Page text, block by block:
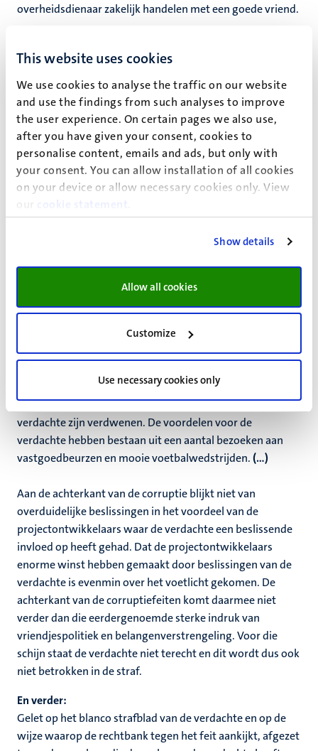
This website uses cookies
We use cookies to analyse the traffic on our website
and use the findings from such analyses to improve
the user experience. On certain pages we also use,
after you have given your consent, cookies to
personalise content, emails and ads, but only with
your consent. You can allow installation of all cookies
on your device or allow necessary cookies only. View
our
cookie statement
Show details
Allow all cookies
Customize
Use necessary cookies only
overheidsdienaar zakelijk handelen met een goede vriend.
de democratie en het openbaar bestuur. Het is dan minder
of enorme voordelen. Voldoende is dat er corruptie was.
Deze dient zwaar te wegen en ook moet ook aangerekend
worden. Schuldig zonder oplegging van straf voor dat
delict is dan geen goed signaal. Dan leidt iedere corruptie
door een publiek figuur die immers ook publiekelijk
geschaad wordt door een strafproces tot een lage straf,
terwijl het er toch ook om gaat de integriteit van het
openbaar bestuur te bewaken. Dat de Rechtbank dat
Enkele relevante overwegingen uit het vonnis van de
Deze verwijten blijven steken aan de voorkant van de
corruptie, bij het verwijt dat de verdachte giften heeft
gevraagd en aangenomen van projectontwikkelaars met
Wat van belang is hier, is dat helemaal niet uit de verf
komt dat er grote bedragen euro’s in de zakken van de
verdachte zijn verdwenen. De voordelen voor de
verdachte hebben bestaan uit een aantal bezoeken aan
vastgoedbeurzen en mooie voetbalwedstrijden.(...)
Aan de achterkant van de corruptie blijkt niet van
overduidelijke beslissingen in het voordeel van de
projectontwikkelaars waar de verdachte een beslissende
invloed op heeft gehad. Dat de projectontwikkelaars
enorme winst hebben gemaakt door beslissingen van de
verdachte is evenmin over het voetlicht gekomen. De
achterkant van de corruptiefeiten komt daarmee niet
verder dan die eerdergenoemde sterke indruk van
vriendjespolitiek en belangenverstrengeling. Voor die
schijn staat de verdachte niet terecht en dit wordt dus ook
niet betrokken in de straf.
En verder:
Gelet op het blanco strafblad van de verdachte en op de
wijze waarop de rechtbank tegen het feit aankijkt, afgezet